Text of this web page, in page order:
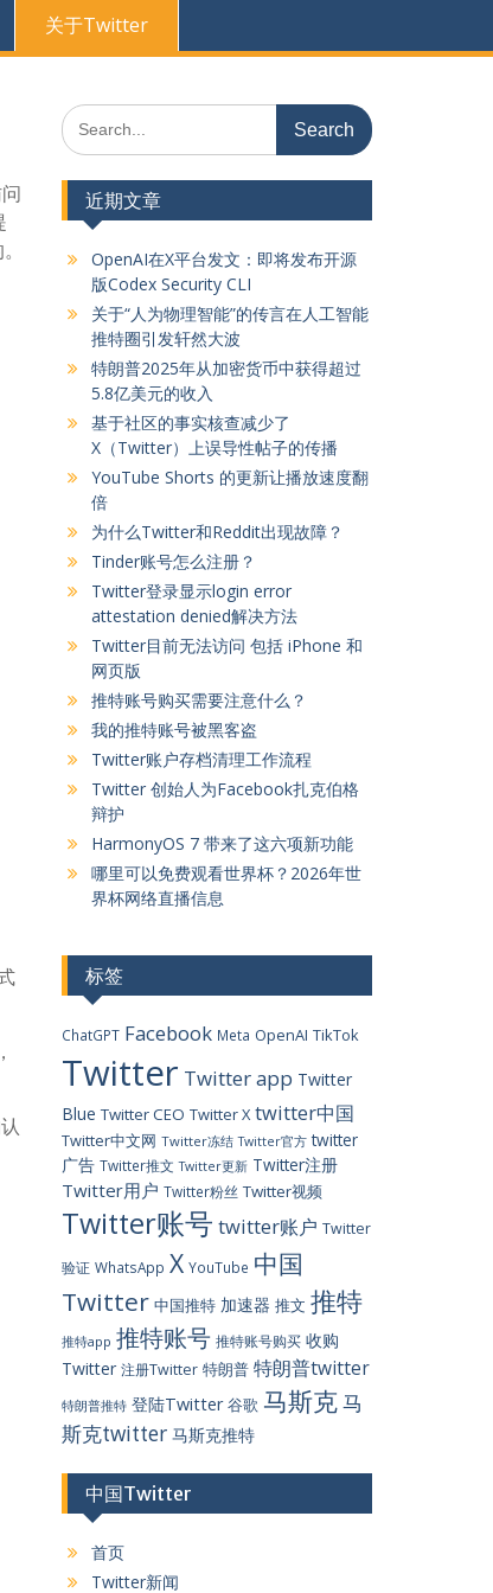
关于Twitter
Search
for:
近期文章
OpenAI在X平台发文：即将发布开源
版Codex Security CLI
关于“人为物理智能”的传言在人工智能
推特圈引发轩然大波
特朗普2025年从加密货币中获得超过
5.8亿美元的收入
基于社区的事实核查减少了
X（Twitter）上误导性帖子的传播
YouTube Shorts 的更新让播放速度翻
倍
为什么Twitter和Reddit出现故障？
Tinder账号怎么注册？
Twitter登录显示login error
attestation denied解决方法
Twitter目前无法访问 包括 iPhone 和
网页版
推特账号购买需要注意什么？
我的推特账号被黑客盗
Twitter账户存档清理工作流程
Twitter 创始人为Facebook扎克伯格
辩护
HarmonyOS 7 带来了这六项新功能
哪里可以免费观看世界杯？2026年世
界杯网络直播信息
标签
ChatGPT Facebook Meta OpenAI TikTok
Twitter Twitter app Twitter
Blue Twitter CEO Twitter X twitter中国
Twitter中文网 Twitter冻结 Twitter官方 twitter
广告 Twitter推文 Twitter更新 Twitter注册
Twitter用户 Twitter粉丝 Twitter视频
Twitter账号 twitter账户 Twitter
验证 WhatsApp X YouTube 中国
Twitter 中国推特 加速器 推文 推特
推特app 推特账号 推特账号购买 收购
Twitter 注册Twitter 特朗普 特朗普twitter
特朗普推特 登陆Twitter 谷歌 马斯克马
斯克twitter 马斯克推特
中国Twitter
首页
Twitter新闻